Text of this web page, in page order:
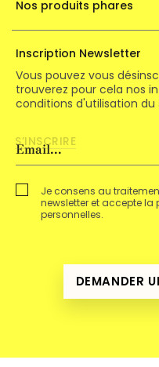
Nos produits phares
Inscription Newsletter
Vous pouvez vous
trouverez pour cela nos
conditions d'utilisation du
Je consens au
newsletter et accepte la
personnelles.
DEMANDER